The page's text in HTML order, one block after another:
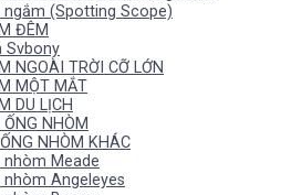
ngắm (Spotting Scope)
ĐÊM
Svbony
NGOÀI TRỜI CỠ LỚN
MỘT MẮT
DU LỊCH
NHÒM
NHÒM KHÁC
nhòm Meade
nhòm Angeleyes